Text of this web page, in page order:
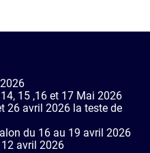
15 ,16 et 17 Mai 2026
26 avril 2026 la teste de
du 16 au 19 avril 2026
12 avril 2026